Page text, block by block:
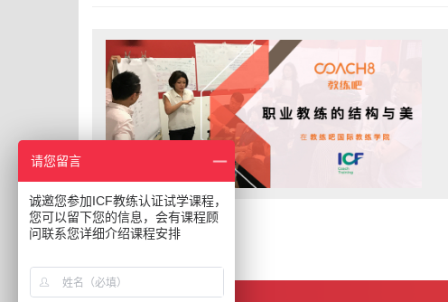
请您留言
诚邀您参加ICF教练认证试学课程，
您可以留下您的信息，会有课程顾
问联系您详细介绍课程安排